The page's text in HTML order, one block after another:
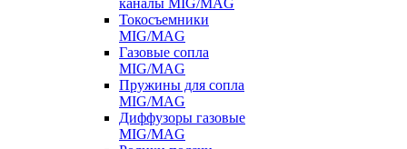
каналы MIG/MAG
Токосъемники
MIG/MAG
Газовые сопла
MIG/MAG
Пружины для сопла
MIG/MAG
Диффузоры газовые
MIG/MAG